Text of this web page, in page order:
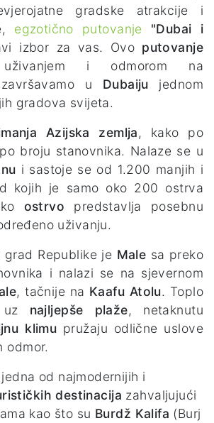
gradske atrakcije i
egzotično putovanje
"Dubai i
izbor za vas. Ovo putovanje
uživanjem i odmorom na
u Dubaiju jednom
gradova svijeta.
Azijska zemlja, kako po
broju stanovnika. Nalaze se u
i sastoje se od 1.200 manjih i
kojih je samo oko 200 ostrva
ostrvo predstavlja posebnu
uživanju.
Republike je Male sa preko
i nalazi se na sjevernom
, tačnije na Kaafu Atolu. Toplo
uz najljepše plaže, netaknutu
klimu pružaju odlične uslove
odmor.
od najmodernijih i
destinacija zahvaljujući
kao što su Burdž Kalifa (Burj